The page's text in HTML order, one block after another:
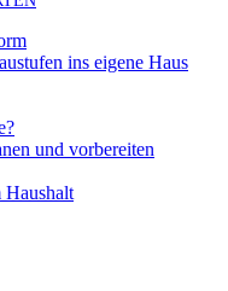
ins eigene Haus
und vorbereiten
Haushalt